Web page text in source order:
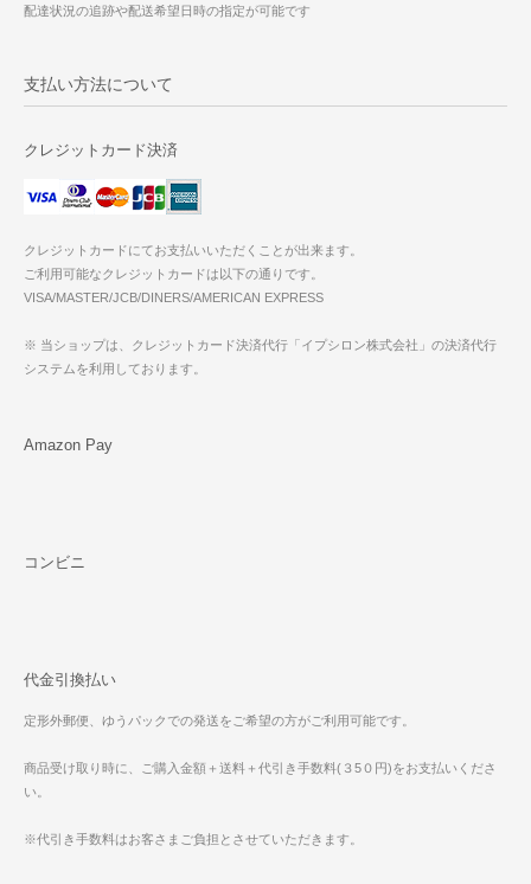
配達状況の追跡や配送希望日時の指定が可能です
支払い方法について
クレジットカード決済
クレジットカードにてお支払いいただくことが出来ます。
ご利用可能なクレジットカードは以下の通りです。
VISA/MASTER/JCB/DINERS/AMERICAN EXPRESS
※ 当ショップは、クレジットカード決済代行「イプシロン株式会社」の決済代行
システムを利用しております。
Amazon Pay
コンビニ
代金引換払い
定形外郵便、ゆうパックでの発送をご希望の方がご利用可能です。
商品受け取り時に、ご購入金額＋送料＋代引き手数料(３5０円)をお支払いくださ
い。
※代引き手数料はお客さまご負担とさせていただきます。